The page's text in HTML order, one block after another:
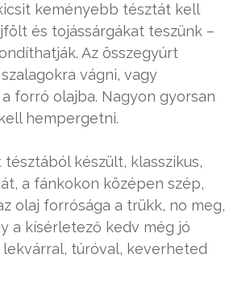
keményebb tésztát kell
és tojássárgákat teszünk –
Az összegyúrt
vágni, vagy
forró olajba. Nagyon gyorsan
hempergetni.
tésztából készült, klasszikus,
a fánkokon középen szép,
olaj forrósága a trükk, no meg,
a kísérletező kedv még jó
túróval, keverheted